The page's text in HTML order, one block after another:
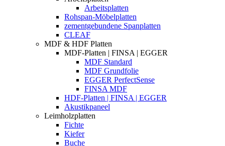
Arbeitsplatten
Rohspan-Möbelplatten
zementgebundene Spanplatten
CLEAF
MDF & HDF Platten
MDF-Platten | FINSA | EGGER
MDF Standard
MDF Grundfolie
EGGER PerfectSense
FINSA MDF
HDF-Platten | FINSA | EGGER
Akustikpaneel
Leimholzplatten
Fichte
Kiefer
Buche